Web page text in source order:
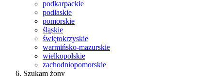
podkarpackie
podlaskie
pomorskie
śląskie
świętokrzyskie
warmińsko-mazurskie
wielkopolskie
zachodniopomorskie
Szukam żony